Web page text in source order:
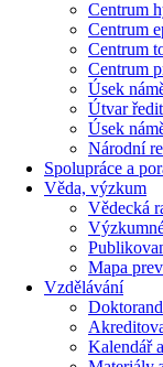
Centrum
Centrum
Centrum
Centrum
Úsek
Útvar
Úsek
Národní
Spolupráce a
Věda, výzkum
Vědecká
Mapa
Vzdělávání
Kalendář